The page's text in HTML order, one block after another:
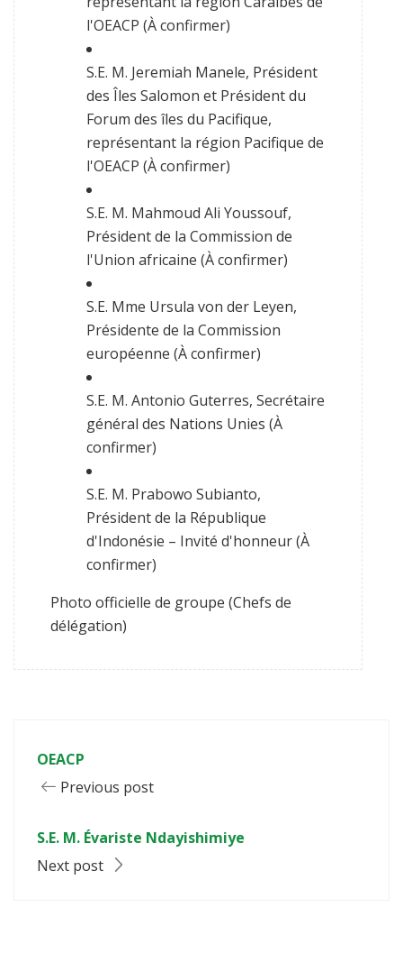
l'OEACP (À confirmer)
S.E. M. Jeremiah Manele, Président
des Îles Salomon et Président du
Forum des îles du Pacifique,
représentant la région Pacifique de
l'OEACP (À confirmer)
S.E. M. Mahmoud Ali Youssouf,
Président de la Commission de
l'Union africaine (À confirmer)
S.E. Mme Ursula von der Leyen,
Présidente de la Commission
européenne (À confirmer)
S.E. M. Antonio Guterres, Secrétaire
général des Nations Unies (À
confirmer)
S.E. M. Prabowo Subianto,
Président de la République
d'Indonésie – Invité d'honneur (À
confirmer)
Photo officielle de groupe (Chefs de
délégation)
OEACP
Previous post
S.E. M. Évariste Ndayishimiye
Next post